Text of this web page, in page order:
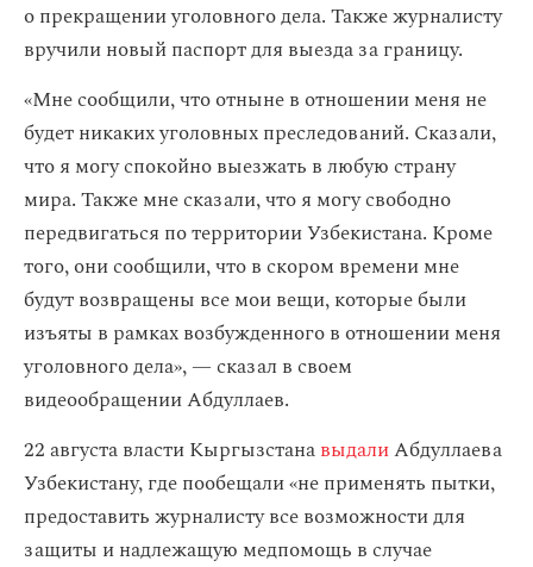
о прекращении уголовного дела. Также журналисту
вручили новый паспорт для выезда за границу.
«Мне сообщили, что отныне в отношении меня не
будет никаких уголовных преследований. Сказали,
что я могу спокойно выезжать в любую страну
мира. Также мне сказали, что я могу свободно
передвигаться по территории Узбекистана. Кроме
того, они сообщили, что в скором времени мне
будут возвращены все мои вещи, которые были
изъяты в рамках возбужденного в отношении меня
уголовного дела», — сказал в своем
видеообращении Абдуллаев.
22 августа власти КыргызстанавыдалиАбдуллаева
Узбекистану, где пообещали «не применять пытки,
предоставить журналисту все возможности для
защиты и надлежащую медпомощь в случае